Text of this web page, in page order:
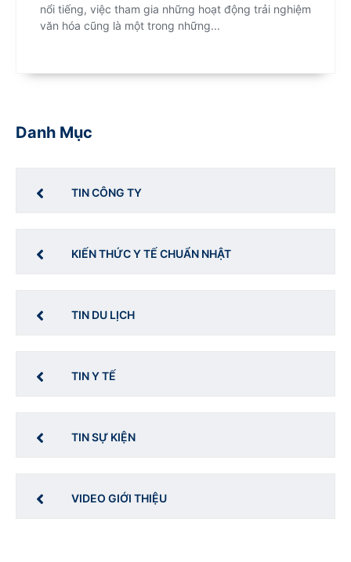
nổi tiếng, việc tham gia những hoạt động trải nghiệm
văn hóa cũng là một trong những...
Danh Mục
TIN CÔNG TY
KIẾN THỨC Y TẾ CHUẨN NHẬT
TIN DU LỊCH
TIN Y TẾ
TIN SỰ KIỆN
VIDEO GIỚI THIỆU